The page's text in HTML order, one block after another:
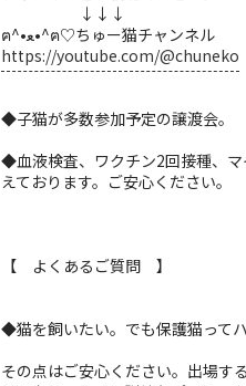
↓↓↓
ฅ^•ﻌ•^ฅ♡ちゅー猫チャンネル
https://youtube.com/@chuneko
◆子猫が多数参加予定の譲渡会。
◆血液検査、ワクチン2回接種、
えております。ご安心ください。
【 よくあるご質問 】
◆猫を飼いたい。でも保護猫って
その点はご安心ください。出場す